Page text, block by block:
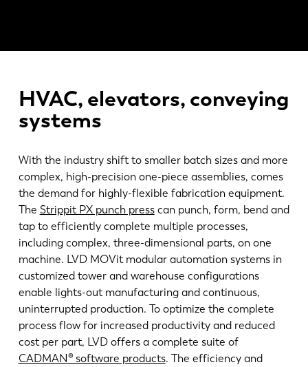
HVAC, elevators, conveying
systems
With the industry shift to smaller batch sizes and more
complex, high-precision one-piece assemblies, comes
the demand for highly-flexible fabrication equipment.
The Strippit PX punch presscan punch, form, bend and
tap to efficiently complete multiple processes,
including complex, three-dimensional parts, on one
machine. LVD MOVit modular automation systems in
customized tower and warehouse configurations
enable lights-out manufacturing and continuous,
uninterrupted production. To optimize the complete
process flow for increased productivity and reduced
cost per part, LVD offers a complete suite of
CADMAN® software products. The efficiency and
산업 및 솔루션
직원 채용
문의